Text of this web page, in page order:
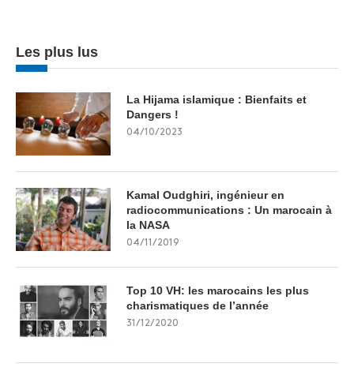
Les plus lus
La Hijama islamique : Bienfaits et
Dangers !
04/10/2023
Kamal Oudghiri, ingénieur en
radiocommunications : Un marocain à
la NASA
04/11/2019
Top 10 VH: les marocains les plus
charismatiques de l’année
31/12/2020